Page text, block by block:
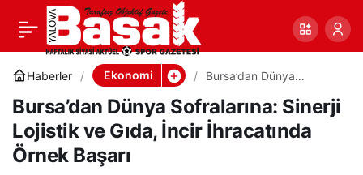
Haberler Ekonomi
Bursa’dan Dünya
ve Gıda, İncir İhracatında
Örnek Başarı
Bursa’dan Dünya Sofralarına: Sinerji
Lojistik ve Gıda, İncir İhracatında
Örnek Başarı
Bursa’dan Dünya
Sofralarına: Sinerji
Lojistik ve Gıda, İncir
İhracatında Örnek Başarı
0 Paylaş